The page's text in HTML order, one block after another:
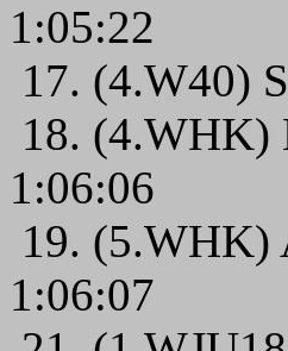
1:05:22
17. (4.W40)
18. (4.WHK)
1:06:06
19. (5.WHK)
1:06:07